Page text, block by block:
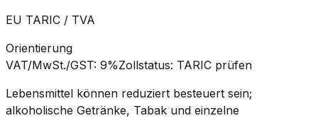
EU TARIC / TVA
Orientierung
VAT/MwSt./GST: 9%Zollstatus: TARIC prüfen
Lebensmittel können reduziert besteuert sein;
alkoholische Getränke, Tabak und einzelne